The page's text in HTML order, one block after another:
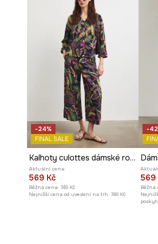
-24%
FINAL SALE
Kalhoty culottes dámské rostlinné
Aktuální cena:
569 Kč
Běžná cena: 749 Kč
Nejnižší cena od uvedení na trh: 749 Kč
-
569
Běžná